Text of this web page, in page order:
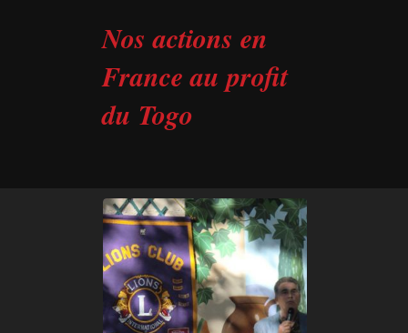
Nos actions en
France au profit
du Togo